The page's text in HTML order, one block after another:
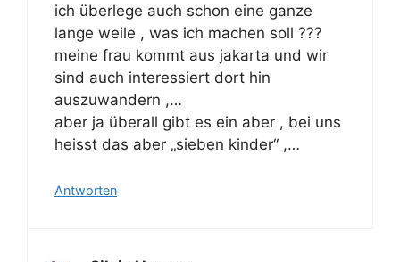
ich überlege auch schon eine ganze
lange weile , was ich machen soll ???
meine frau kommt aus jakarta und wir
sind auch interessiert dort hin
auszuwandern ,…
aber ja überall gibt es ein aber , bei uns
heisst das aber „sieben kinder“ ,…
Antworten